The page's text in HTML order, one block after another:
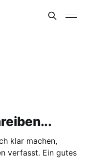
verfasst. Ein gutes